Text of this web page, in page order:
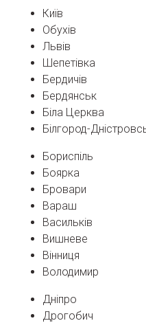
Київ
Обухів
Львів
Шепетівка
Бердичів
Бердянськ
Біла Церква
Білгород-
Бориспіль
Боярка
Бровари
Вараш
Васильків
Вишневе
Вінниця
Володимир
Дніпро
Дрогобич